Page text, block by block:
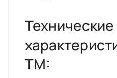
Технические
TM: